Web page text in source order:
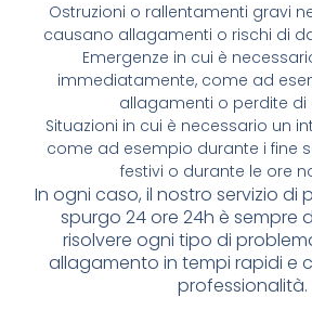
Ostruzioni o rallentamenti gravi
causano allagamenti o rischi di
Emergenze in cui è
immediatamente, come ad
allagamenti o perdite di
Situazioni in cui è necessario un
come ad esempio durante i fine
festivi o durante le ore
In ogni caso, il nostro servizio di
spurgo 24 ore 24h è sempre
risolvere ogni tipo di
allagamento in tempi rapidi e
professionalità.